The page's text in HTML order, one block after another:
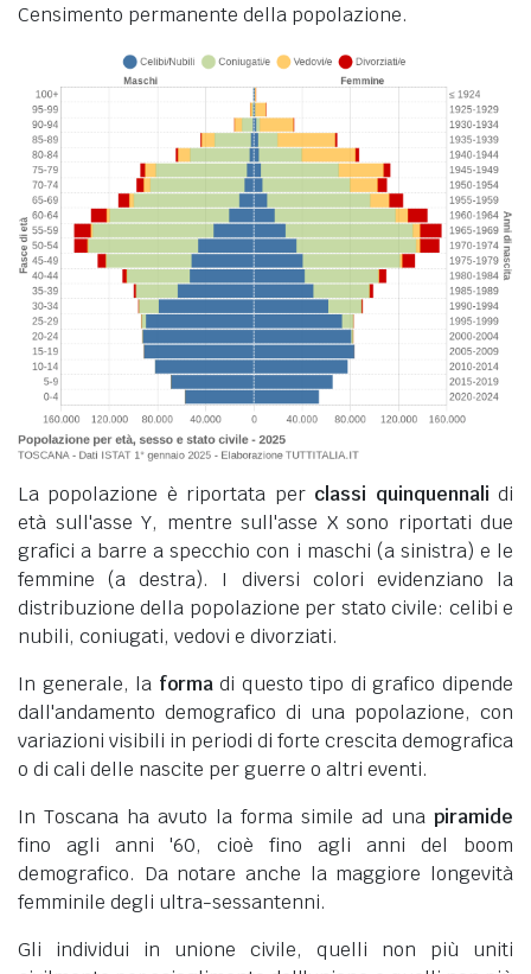
Censimento permanente della popolazione.
La popolazione è riportata per classi quinquennali di
età sull'asse Y, mentre sull'asse X sono riportati due
grafici a barre a specchio con i maschi (a sinistra) e le
femmine (a destra). I diversi colori evidenziano la
distribuzione della popolazione per stato civile: celibi e
nubili, coniugati, vedovi e divorziati.
In generale, la formadi questo tipo di grafico dipende
dall'andamento demografico di una popolazione, con
variazioni visibili in periodi di forte crescita demografica
o di cali delle nascite per guerre o altri eventi.
In Toscana ha avuto la forma simile ad una piramide
fino agli anni '60, cioè fino agli anni del boom
demografico. Da notare anche la maggiore longevità
femminile degli ultra-sessantenni.
Gli individui in unione civile, quelli non più uniti